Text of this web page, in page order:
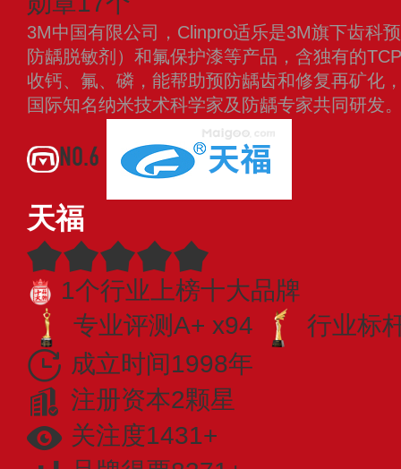
3M中国有限公司，Clinpro适乐是3M旗下齿科
防龋脱敏剂）和氟保护漆等产品，含独有的
收钙、氟、磷，能帮助预防龋齿和修复再矿化
国际知名纳米技术科学家及防龋专家共同研发
NO.6
天福
1个行业上榜十大品牌
专业评测A+ x94
行业标
成立时间1998年
注册资本2颗星
关注度1431+